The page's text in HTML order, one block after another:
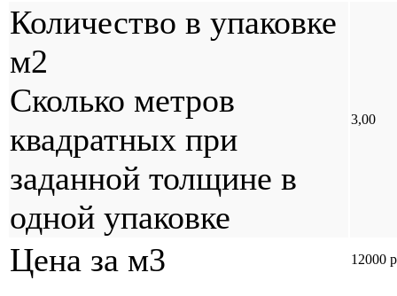
Количество в упаковке
м2
Сколько метров
квадратных при
заданной толщине в
одной упаковке
3,00
Цена за м3 12000